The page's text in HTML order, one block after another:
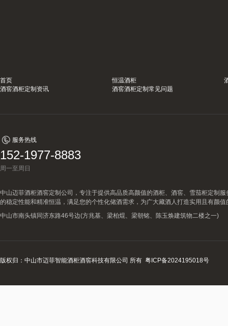
首页 恒温酒柜
酒窖酒柜定制资讯
酒窖酒柜定制常见问题
服务热线
152-1977-8883
周一至周日
中山迈菲酒柜酒窖定制公司，专注于提供高品质高颜值的酒柜、酒窖、雪茄柜定制
的稳定性能和精准恒温，满足您的个性化储酒需求，为广大藏酒人打造实用且有颜值
中山市南头镇同济东路46号边(方兆基、梁柏焜、梁朝铭、陈玉焕建筑物二楼之一)
版权归：中山市迈菲智能酒柜酒窖科技有限公司 所有 粤ICP备2024195018号